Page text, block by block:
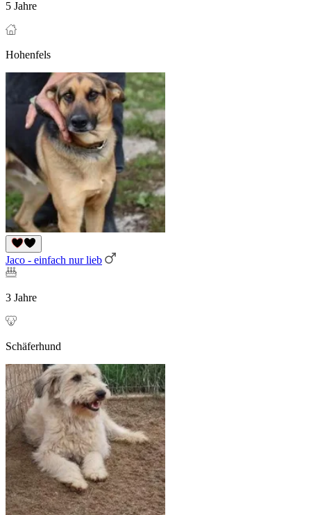
5 Jahre
Hohenfels
Jaco - einfach nur lieb
3 Jahre
Schäferhund